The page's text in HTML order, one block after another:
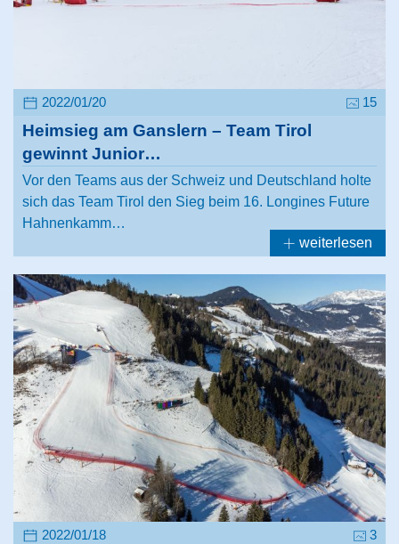
2022/01/20 15
Heimsieg am Ganslern – Team Tirol
gewinnt Junior…
Vor den Teams aus der Schweiz und Deutschland holte
sich das Team Tirol den Sieg beim 16. Longines Future
Hahnenkamm…
weiterlesen
2022/01/18 3